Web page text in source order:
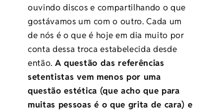
ouvindo discos e compartilhando o que
gostávamos um com o outro. Cada um
de nós é o que é hoje em dia muito por
conta dessa troca estabelecida desde
então. A questão das referências
setentistas vem menos por uma
questão estética (que acho que para
muitas pessoas é o que grita de cara) e